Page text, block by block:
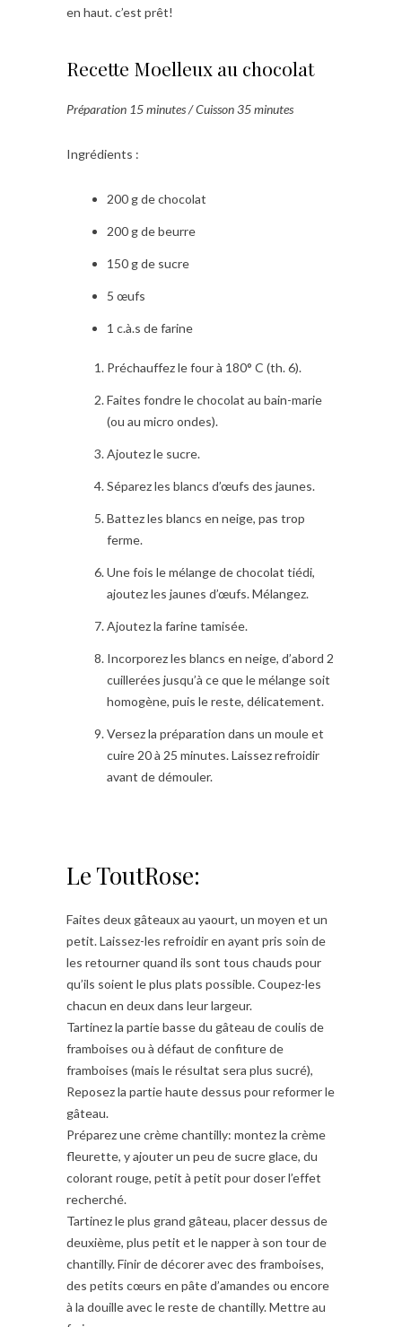
en haut. c’est prêt!
Recette Moelleux au chocolat
Préparation 15 minutes / Cuisson 35 minutes
Ingrédients :
200 g de chocolat
200 g de beurre
150 g de sucre
5 œufs
1 c.à.s de farine
Préchauffez le four à 180° C (th. 6).
Faites fondre le chocolat au bain-marie
(ou au micro ondes).
Ajoutez le sucre.
Séparez les blancs d’œufs des jaunes.
Battez les blancs en neige, pas trop
ferme.
Une fois le mélange de chocolat tiédi,
ajoutez les jaunes d’œufs. Mélangez.
Ajoutez la farine tamisée.
Incorporez les blancs en neige, d’abord 2
cuillerées jusqu’à ce que le mélange soit
homogène, puis le reste, délicatement.
Versez la préparation dans un moule et
cuire 20 à 25 minutes. Laissez refroidir
avant de démouler.
Le ToutRose:
Faites deux gâteaux au yaourt, un moyen et un
petit. Laissez-les refroidir en ayant pris soin de
les retourner quand ils sont tous chauds pour
qu’ils soient le plus plats possible. Coupez-les
chacun en deux dans leur largeur.
Tartinez la partie basse du gâteau de coulis de
framboises ou à défaut de confiture de
framboises (mais le résultat sera plus sucré),
Reposez la partie haute dessus pour reformer le
gâteau.
Préparez une crème chantilly: montez la crème
fleurette, y ajouter un peu de sucre glace, du
colorant rouge, petit à petit pour doser l’effet
recherché.
Tartinez le plus grand gâteau, placer dessus de
deuxième, plus petit et le napper à son tour de
chantilly. Finir de décorer avec des framboises,
des petits cœurs en pâte d’amandes ou encore
à la douille avec le reste de chantilly. Mettre au